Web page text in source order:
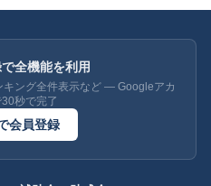
全機能を利用
キング全件表示など — Googleアカ
秒で完了
会員登録